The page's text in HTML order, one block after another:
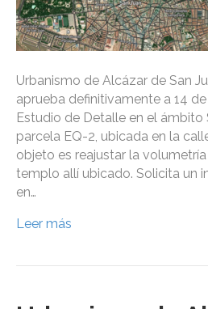
Urbanismo de Alcázar de San
aprueba definitivamente a 14
Estudio de Detalle en el ámbito
parcela EQ-2, ubicada en la
objeto es reajustar la
templo allí ubicado. Solicita un
en…
Leer más